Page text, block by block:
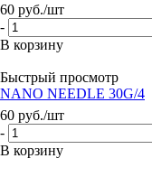
60 руб./шт
-
В корзину
Быстрый просмотр
NANO NEEDLE 30G/4
60 руб./шт
-
В корзину